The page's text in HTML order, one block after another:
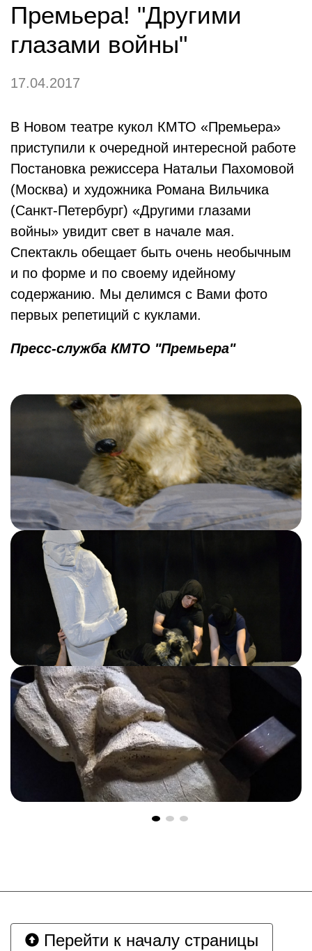
Премьера! "Другими
глазами войны"
17.04.2017
В Новом театре кукол КМТО «Премьера»
приступили к очередной интересной работе
Постановка режиссера Натальи Пахомовой
(Москва) и художника Романа Вильчика
(Санкт-Петербург) «Другими глазами
войны» увидит свет в начале мая.
Спектакль обещает быть очень необычным
и по форме и по своему идейному
содержанию. Мы делимся с Вами фото
первых репетиций с куклами.
Пресс-служба КМТО "Премьера"
Перейти к началу страницы